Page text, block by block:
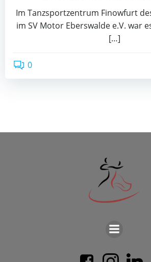
Im Tanz­sport­zen­trum Finow­furt
im SV Motor Ebers­wal­de e.V. war
[…]
0